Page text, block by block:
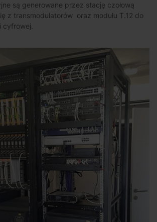
są generowane przez stację czołową
z transmodulatorów oraz modułu T.12 do
cyfrowej.